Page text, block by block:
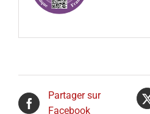
Partager sur
Facebook